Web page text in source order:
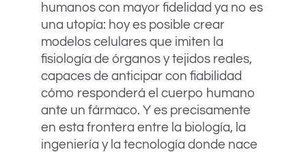
humanos con mayor fidelidad ya no es
una utopía: hoy es posible crear
modelos celulares que imiten la
fisiología de órganos y tejidos reales,
capaces de anticipar con fiabilidad
cómo responderá el cuerpo humano
ante un fármaco. Y es precisamente
en esta frontera entre la biología, la
ingeniería y la tecnología donde nace